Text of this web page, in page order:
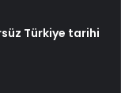
Türkiye tarihi